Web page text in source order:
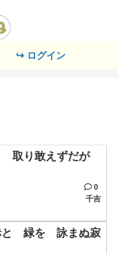
↪ ログイン
取り敢えずだが
0
千吉
と 緑を 詠まぬ寂